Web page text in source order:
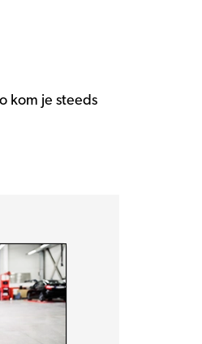
kom je steeds